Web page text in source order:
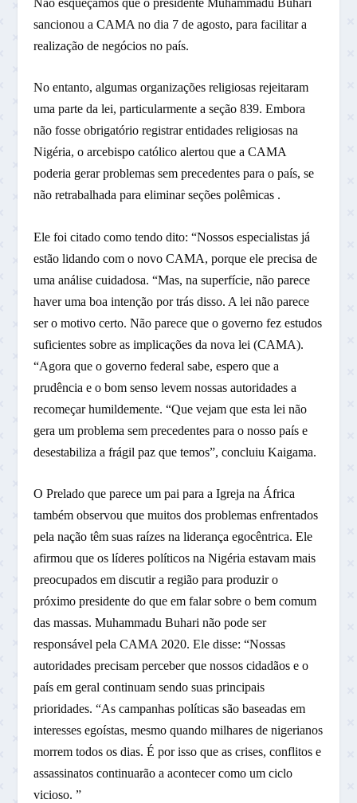
sancionou a CAMA no dia 7 de agosto, para facilitar a
realização de negócios no país.
No entanto, algumas organizações religiosas rejeitaram
uma parte da lei, particularmente a seção 839. Embora
não fosse obrigatório registrar entidades religiosas na
Nigéria, o arcebispo católico alertou que a CAMA
poderia gerar problemas sem precedentes para o país, se
não retrabalhada para eliminar seções polêmicas .
Ele foi citado como tendo dito: “Nossos especialistas já
estão lidando com o novo CAMA, porque ele precisa de
uma análise cuidadosa. “Mas, na superfície, não parece
haver uma boa intenção por trás disso. A lei não parece
ser o motivo certo. Não parece que o governo fez estudos
suficientes sobre as implicações da nova lei (CAMA).
“Agora que o governo federal sabe, espero que a
prudência e o bom senso levem nossas autoridades a
recomeçar humildemente. “Que vejam que esta lei não
gera um problema sem precedentes para o nosso país e
desestabiliza a frágil paz que temos”, concluiu Kaigama.
O Prelado que parece um pai para a Igreja na África
também observou que muitos dos problemas enfrentados
pela nação têm suas raízes na liderança egocêntrica. Ele
afirmou que os líderes políticos na Nigéria estavam mais
preocupados em discutir a região para produzir o
próximo presidente do que em falar sobre o bem comum
das massas. Muhammadu Buhari não pode ser
responsável pela CAMA 2020. Ele disse: “Nossas
autoridades precisam perceber que nossos cidadãos e o
país em geral continuam sendo suas principais
prioridades. “As campanhas políticas são baseadas em
interesses egoístas, mesmo quando milhares de nigerianos
morrem todos os dias. É por isso que as crises, conflitos e
assassinatos continuarão a acontecer como um ciclo
vicioso. ”